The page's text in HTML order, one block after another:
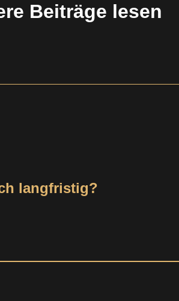
Beiträge lesen
langfristig?